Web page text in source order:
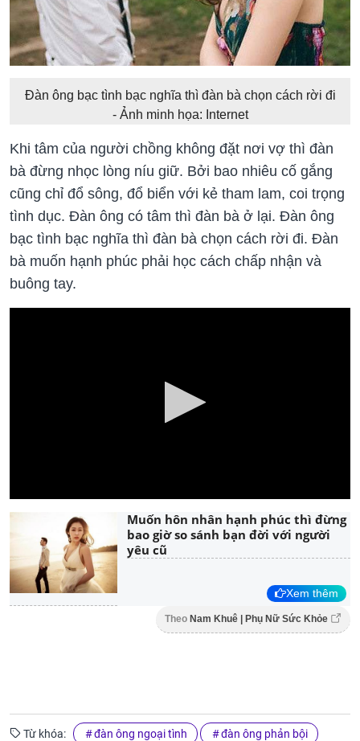
Đàn ông bạc tình bạc nghĩa thì đàn bà chọn cách rời đi
- Ảnh minh họa: Internet
Khi tâm của người chồng không đặt nơi vợ thì đàn
bà đừng nhọc lòng níu giữ. Bởi bao nhiêu cố gắng
cũng chỉ đổ sông, đổ biển với kẻ tham lam, coi trọng
tình dục. Đàn ông có tâm thì đàn bà ở lại. Đàn ông
bạc tình bạc nghĩa thì đàn bà chọn cách rời đi. Đàn
bà muốn hạnh phúc phải học cách chấp nhận và
buông tay.
Muốn hôn nhân hạnh phúc thì đừng
bao giờ so sánh bạn đời với người
yêu cũ
Xem thêm
Theo Nam Khuê | Phụ Nữ Sức Khỏe
Từ khóa: đàn ông ngoại tình đàn ông phản bội